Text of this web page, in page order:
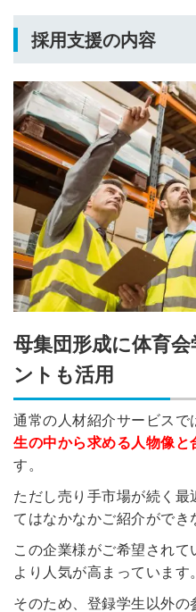
採用支援の内容
母集団形成に体育
ントも活用
通常の人材紹介サービスで
生の中から求める人物像と
す。
ただし売り手市場が続く最
てはなかなかご紹介ができ
この企業様がご希望され
より人気が高まっています。
そのため、登録学生以外の